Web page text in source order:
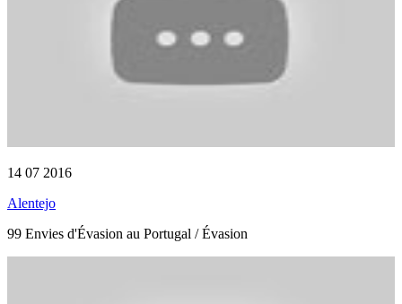
14 07 2016
Alentejo
99 Envies d'Évasion au Portugal / Évasion